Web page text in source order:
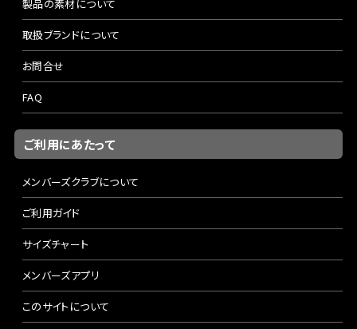
製品の素材について
取扱ブランドについて
お問合せ
FAQ
ご利用にあたって
メンバーズクラブについて
ご利用ガイド
サイズチャート
メンバーズアプリ
このサイトについて